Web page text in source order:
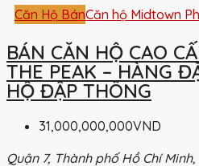
Căn Hộ BánCăn hộ Midtown
BÁN CĂN HỘ CAO
THE PEAK – HÀNG
HỘ ĐẬP THÔNG
31,000,000,000VND
Quận 7, Thành phố Hồ Chí